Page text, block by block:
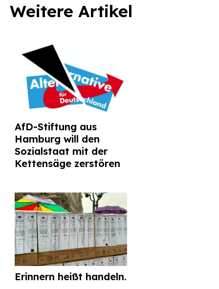
Weitere Artikel
AfD-Stiftung aus
Hamburg will den
Sozialstaat mit der
Kettensäge zerstören
Erinnern heißt handeln.